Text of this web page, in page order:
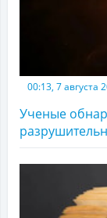
00:13, 7 августа
Ученые